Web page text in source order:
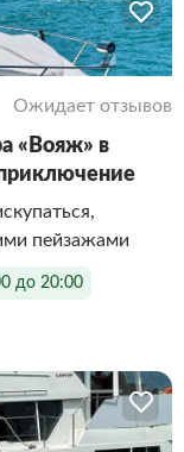
Ожидает отзывов
«Вояж» в
пейзажами
до 20:00